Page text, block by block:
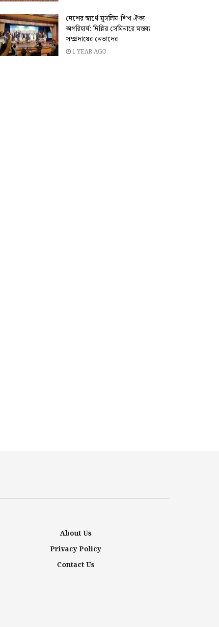
দেশের স্বার্থে মুসলিম-শিখ ঐক্য
অপরিহার্য: দিল্লির সেমিনারে মন্তব্য
সম্প্রদায়ের নেতাদের
1 YEAR AGO
About Us
Privacy Policy
Contact Us